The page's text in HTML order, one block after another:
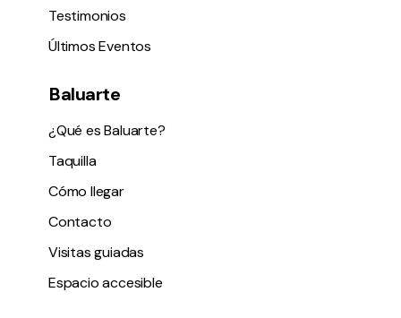
Testimonios
Últimos Eventos
Baluarte
¿Qué es Baluarte?
Taquilla
Cómo llegar
Contacto
Visitas guiadas
Espacio accesible